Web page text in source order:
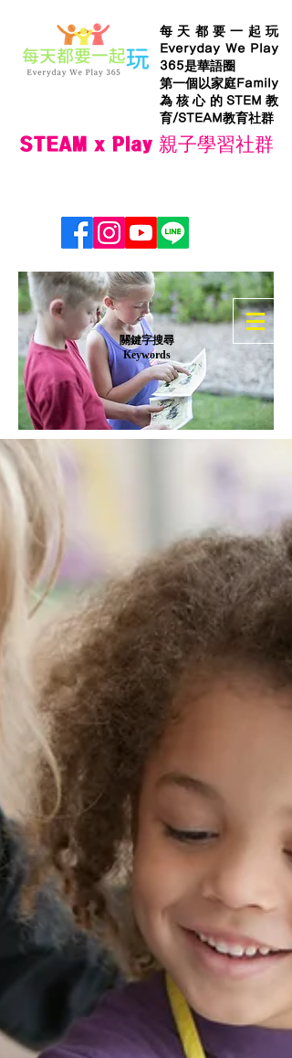
每天都要一起玩
Everyday We Play
365是華語圈
第一個以家庭Family
為核心的STEM教
育/STEAM教育社群
STEAM x Play 親子學習社群
​關鍵字搜尋
Keywords